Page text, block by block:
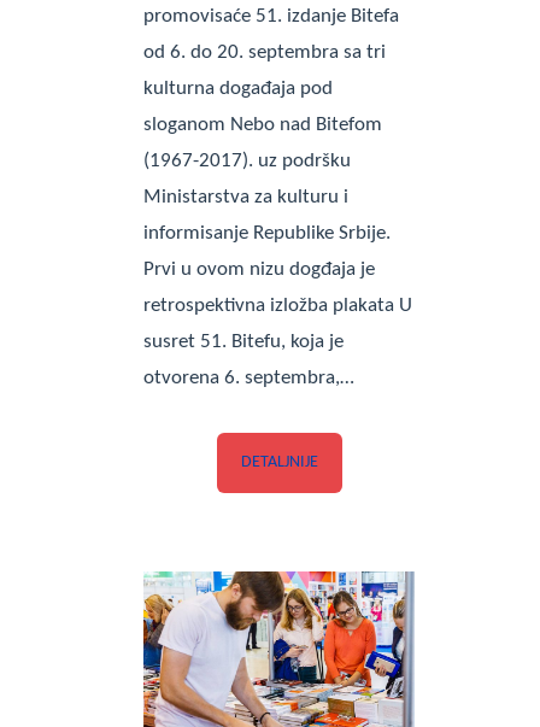
promovisaće 51. izdanje Bitefa
od 6. do 20. septembra sa tri
kulturna događaja pod
sloganom Nebo nad Bitefom
(1967-2017). uz podršku
Ministarstva za kulturu i
informisanje Republike Srbije.
Prvi u ovom nizu dogđaja je
retrospektivna izložba plakata U
susret 51. Bitefu, koja je
otvorena 6. septembra,…
DETALJNIJE